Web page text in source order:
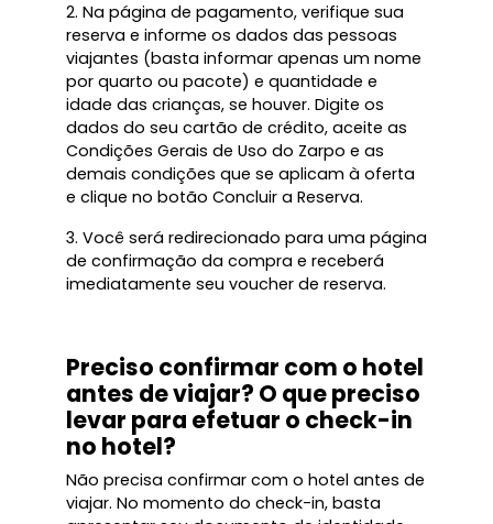
2. Na página de pagamento, verifique sua
reserva e informe os dados das pessoas
viajantes (basta informar apenas um nome
por quarto ou pacote) e quantidade e
idade das crianças, se houver. Digite os
dados do seu cartão de crédito, aceite as
Condições Gerais de Uso do Zarpo e as
demais condições que se aplicam à oferta
e clique no botão Concluir a Reserva.
3. Você será redirecionado para uma página
de confirmação da compra e receberá
imediatamente seu voucher de reserva.
Preciso confirmar com o hotel
antes de viajar? O que preciso
levar para efetuar o check-in
no hotel?
Não precisa confirmar com o hotel antes de
viajar. No momento do check-in, basta